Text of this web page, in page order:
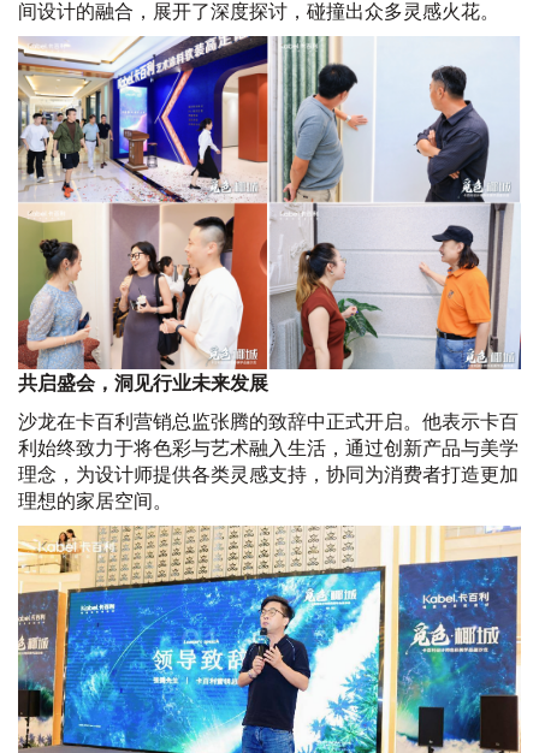
间设计的融合，展开了深度探讨，碰撞出众多灵感火花。
共启盛会，洞见行业未来发展
沙龙在卡百利营销总监张腾的致辞中正式开启。他表示卡百
利始终致力于将色彩与艺术融入生活，通过创新产品与美学
理念，为设计师提供各类灵感支持，协同为消费者打造更加
理想的家居空间。